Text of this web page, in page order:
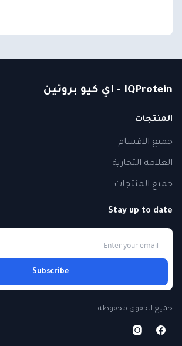
IQProtein - اي كيو بروتين
المنتجات
جميع الاقسام
العلامة التجارية
جميع المنتجات
Stay up to date
Subscribe
جميع الحقوق محفوظة